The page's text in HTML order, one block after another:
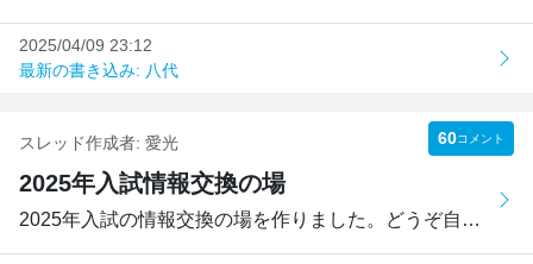
2025/04/09 23:12
最新の書き込み: 八代
スレッド作成者: 愛光 60コメント
2025年入試情報交換の場
2025年入試の情報交換の場を作りました。どうぞ自由に使って...